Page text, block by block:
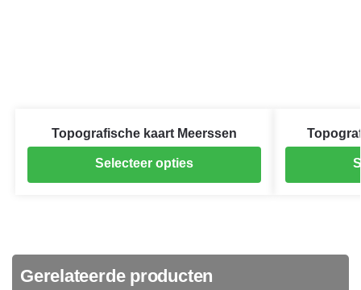
Topografische kaart Meerssen
Selecteer opties
Gerelateerde producten